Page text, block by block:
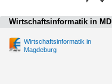
Wirtschaftsinformatik in MD
Wirtschaftsinformatik in
Magdeburg